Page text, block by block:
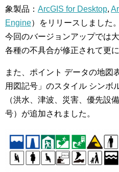
象製品： ArcGIS for Desktop,
Engine）をリリースしました。
今回のバージョンアップでは
各種の不具合が修正されて更
また、ポイント データの地図
用図記号」のスタイル シンボ
（洪水、津波、災害、優先設
号）が追加されました。